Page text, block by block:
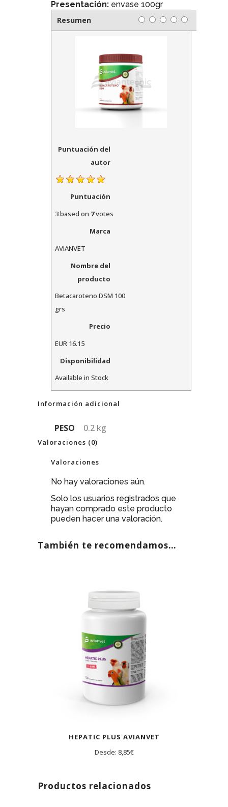
Presentación: envase 100gr
Resumen
Puntuación del
autor
Puntuación
3based on 7votes
Marca
AVIANVET
Nombre del
producto
Betacaroteno DSM 100
grs
Precio
EUR16.15
Disponibilidad
Available in Stock
Información adicional
PESO 0.2 kg
Valoraciones (0)
Valoraciones
No hay valoraciones aún.
Solo los usuarios registrados que
hayan comprado este producto
pueden hacer una valoración.
También te recomendamos…
HEPATIC PLUS AVIANVET
Desde: 8,85€
Productos relacionados